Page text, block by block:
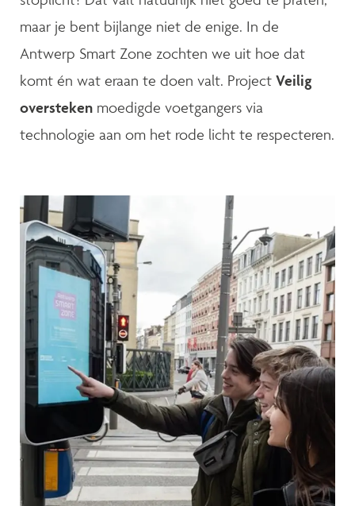
maar je bent bijlange niet de enige. In de
Antwerp Smart Zone zochten we uit hoe dat
komt én wat eraan te doen valt. Project Veilig
oversteken moedigde voetgangers via
technologie aan om het rode licht te respecteren.